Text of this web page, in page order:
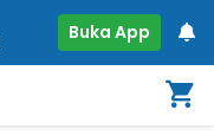
Buka App